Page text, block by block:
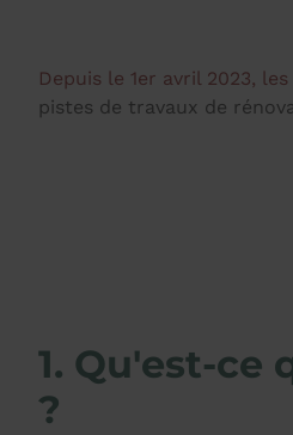
Depuis le 1er avril 2023,
pistes de travaux de
1. Qu'est-ce
?